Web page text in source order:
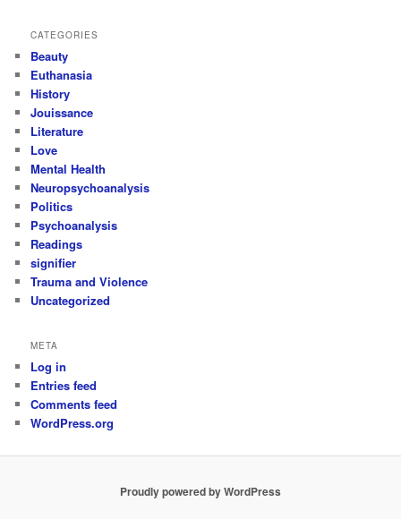
CATEGORIES
Beauty
Euthanasia
History
Jouissance
Literature
Love
Mental Health
Neuropsychoanalysis
Politics
Psychoanalysis
Readings
signifier
Trauma and Violence
Uncategorized
META
Log in
Entries feed
Comments feed
WordPress.org
Proudly powered by WordPress